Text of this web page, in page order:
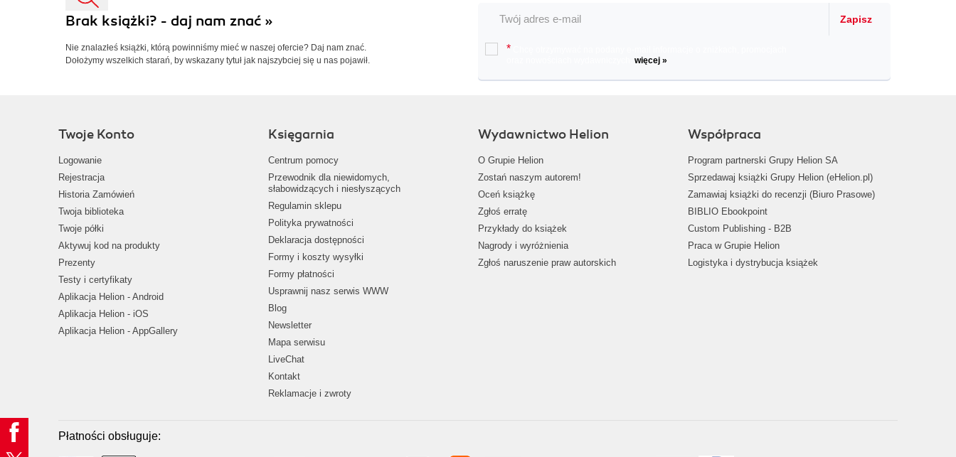
Brak książki? - daj nam znać »
Nie znalazłeś książki, którą powinniśmy mieć w naszej ofercie? Daj nam znać.
Dołożymy wszelkich starań, by wskazany tytuł jak najszybciej się u nas pojawił.
Zapisz
*
więcej »
Twoje Konto
Logowanie
Rejestracja
Historia Zamówień
Twoja biblioteka
Twoje półki
Aktywuj kod na produkty
Prezenty
Testy i certyfikaty
Aplikacja Helion - Android
Aplikacja Helion - iOS
Aplikacja Helion - AppGallery
Księgarnia
Centrum pomocy
Przewodnik dla niewidomych,
słabowidzących i niesłyszących
Regulamin sklepu
Polityka prywatności
Deklaracja dostępności
Formy i koszty wysyłki
Formy płatności
Usprawnij nasz serwis WWW
Blog
Newsletter
Mapa serwisu
LiveChat
Kontakt
Reklamacje i zwroty
Wydawnictwo Helion
O Grupie Helion
Zostań naszym autorem!
Oceń książkę
Zgłoś erratę
Przykłady do książek
Nagrody i wyróżnienia
Zgłoś naruszenie praw autorskich
Współpraca
Program partnerski Grupy Helion SA
Sprzedawaj książki Grupy Helion (eHelion.pl)
Zamawiaj książki do recenzji (Biuro Prasowe)
BIBLIO Ebookpoint
Custom Publishing - B2B
Praca w Grupie Helion
Logistyka i dystrybucja książek
Płatności obsługuje: